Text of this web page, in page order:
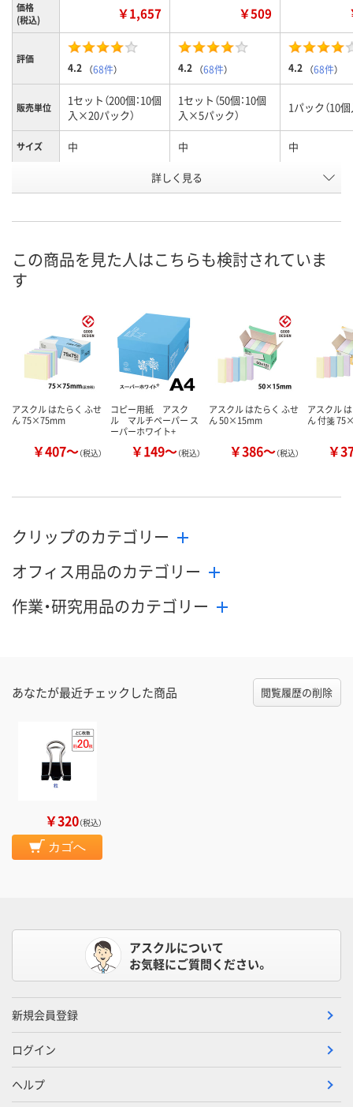
価格
(税込)
￥1,657 ￥509
評価
4.2 （68件） 4.2 （68件） 4.2 （68件）
販売単位
1セット（200個：10個
入×20パック）
1セット（50個：10個
入×5パック）
1パック（10個
サイズ 中 中 中
8226274
8月8日（土）
カゴへ カゴへ カ
詳しく見る
この商品を見た人はこちらも検討されていま
す
アスクル はたらく ふせ
ん 75×75mm
￥407～（税込）
コピー用紙 アスク
ル マルチペーパー ス
ーパーホワイト+
￥149～（税込）
アスクル はたらく ふせ
ん 50×15mm
￥386～（税込）
アスクル
ん 付箋
￥
クリップのカテゴリー
オフィス用品のカテゴリー
作業・研究用品のカテゴリー
あなたが最近チェックした商品 閲覧履歴の削除
￥320（税込）
カゴへ
アスクルについて
お気軽にご質問ください。
新規会員登録
ログイン
ヘルプ